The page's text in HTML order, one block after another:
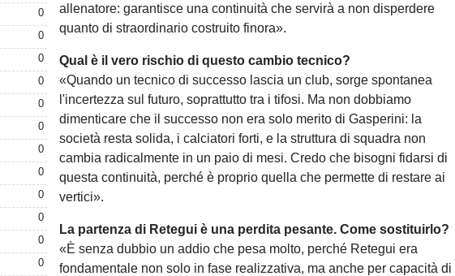
0
0
0
0
0
0
0
0
0
0
0
0
allenatore: garantisce una continuità che servirà a non disperdere
quanto di straordinario costruito finora».
Qual è il vero rischio di questo cambio tecnico?
«Quando un tecnico di successo lascia un club, sorge spontanea
l'incertezza sul futuro, soprattutto tra i tifosi. Ma non dobbiamo
dimenticare che il successo non era solo merito di Gasperini: la
società resta solida, i calciatori forti, e la struttura di squadra non
cambia radicalmente in un paio di mesi. Credo che bisogni fidarsi di
questa continuità, perché è proprio quella che permette di restare ai
vertici».
La partenza di Retegui è una perdita pesante. Come sostituirlo?
«È senza dubbio un addio che pesa molto, perché Retegui era
fondamentale non solo in fase realizzativa, ma anche per capacità di